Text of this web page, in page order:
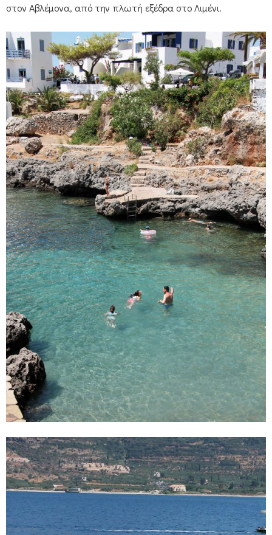
στον Αβλέμονα, από την πλωτή εξέδρα στο Λιμένι.